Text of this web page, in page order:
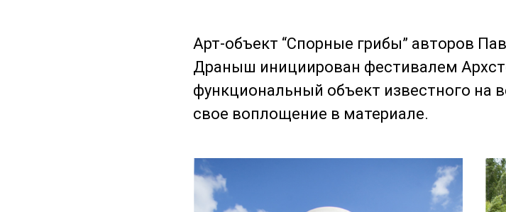
Арт-объект “Спорные грибы” авторов
Драныш инициирован фестивалем
функциональный объект известного на
свое воплощение в материале.